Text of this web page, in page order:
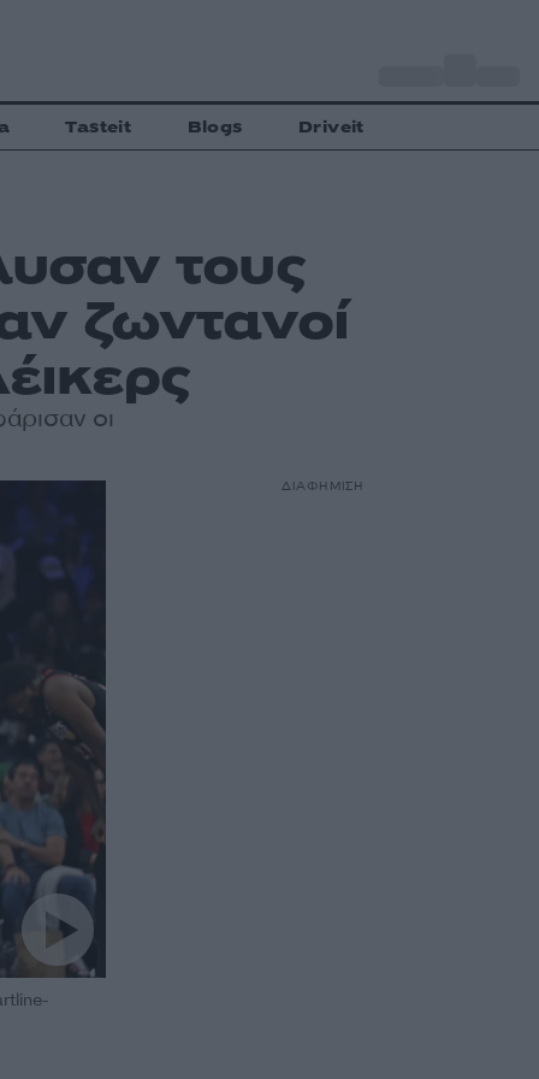
Tasteit Blogs Driveit
τους
ζωντανοί
οι
ΔΙΑΦΗΜΙΣΗ